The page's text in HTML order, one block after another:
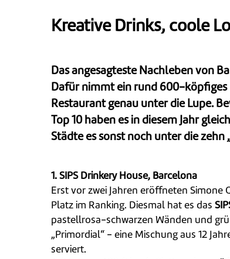
Kreative Drinks, coole
Das angesagteste Nachleben von
Dafür nimmt ein rund 600-köpfiges
Restaurant genau unter die Lupe.
Top 10 haben es in diesem Jahr
Städte es sonst noch unter die zehn
1. SIPS Drinkery House, Barcelona
Erst vor zwei Jahren eröffneten Simone
Platz im Ranking. Diesmal hat es das
pastellrosa-schwarzen Wänden und
„Primordial“ - eine Mischung aus 12
serviert.